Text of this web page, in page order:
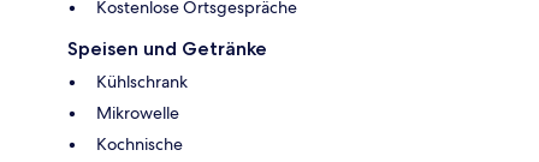
Kostenlose Ortsgespräche
Speisen und Getränke
Kühlschrank
Mikrowelle
Kochnische